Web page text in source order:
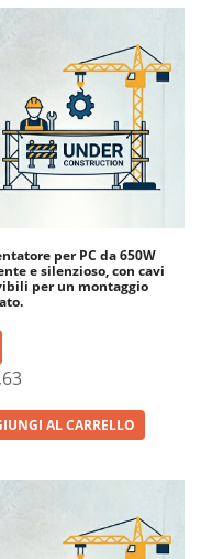
per PC da 650W
e silenzioso, con cavi
per un montaggio
AL CARRELLO